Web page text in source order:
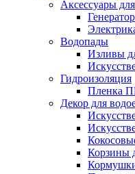
Аксессуары
Водопады
Изливы
Гидроизоляция
Пленка
Декор для
Корзины